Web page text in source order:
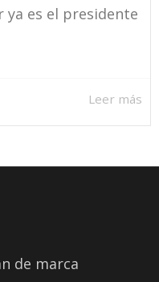
ya es el presidente
Leer más
de marca